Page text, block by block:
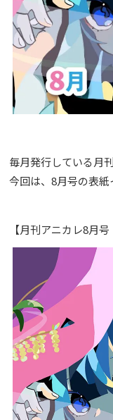
毎月発行している月
今回は、8月号の表紙
【月刊アニカレ8月